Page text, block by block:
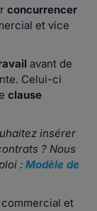
concurrencer
et vice
avant de
Celui-ci
clause
insérer
? Nous
: Modèle de
et